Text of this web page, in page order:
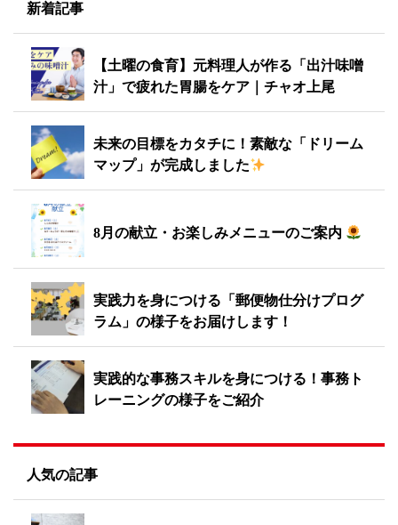
新着記事
【土曜の食育】元料理人が作る「出汁味噌
汁」で疲れた胃腸をケア｜チャオ上尾
未来の目標をカタチに！素敵な「ドリーム
マップ」が完成しました
8月の献立・お楽しみメニューのご案内
実践力を身につける「郵便物仕分けプログ
ラム」の様子をお届けします！
実践的な事務スキルを身につける！事務ト
レーニングの様子をご紹介
人気の記事